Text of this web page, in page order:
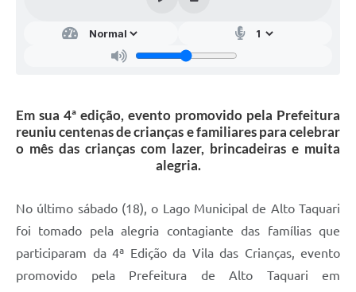
Em sua 4ª edição, evento promovido pela Prefeitura
reuniu centenas de crianças e familiares para celebrar
o mês das crianças com lazer, brincadeiras e muita
alegria.
No último sábado (18), o Lago Municipal de Alto Taquari
foi tomado pela alegria contagiante das famílias que
participaram da 4ª Edição da Vila das Crianças, evento
promovido pela Prefeitura de Alto Taquari em